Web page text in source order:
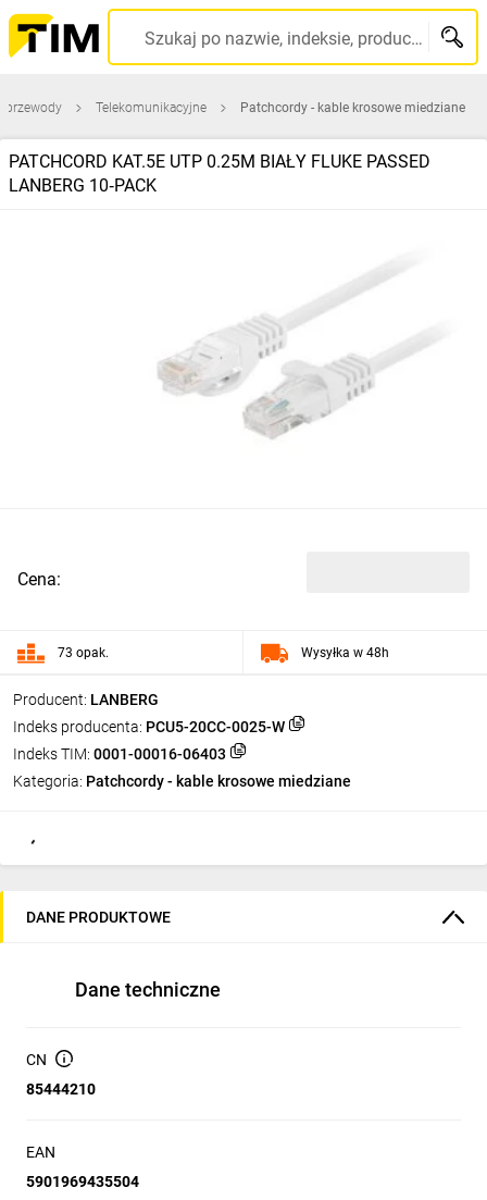
Szukaj po nazwie, indeksie, producencie, kodzie kreskowym...
przewody Telekomunikacyjne Patchcordy - kable krosowe miedziane
PATCHCORD KAT.5E UTP 0.25M BIAŁY FLUKE PASSED
LANBERG 10‑PACK
Producent: LANBERG
Indeks producenta: PCU5-20CC-0025-W
Indeks TIM: 0001-00016-06403
Kategoria: Patchcordy - kable krosowe miedziane
Cena:
73 opak. Wysyłka w 48h
DANE PRODUKTOWE
Dane techniczne
CN
85444210
EAN
5901969435504